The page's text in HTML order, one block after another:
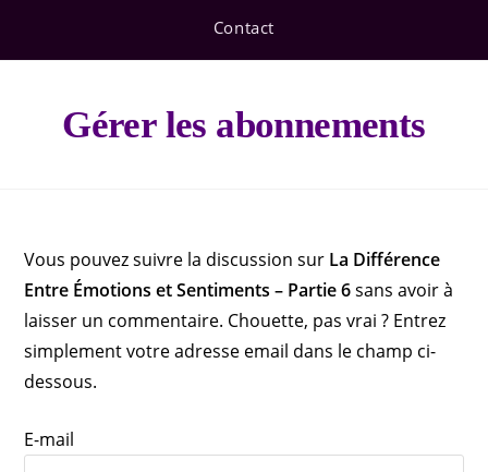
Contact
Gérer les abonnements
Vous pouvez suivre la discussion sur La Différence
Entre Émotions et Sentiments – Partie 6sans avoir à
laisser un commentaire. Chouette, pas vrai ? Entrez
simplement votre adresse email dans le champ ci-
dessous.
E-mail